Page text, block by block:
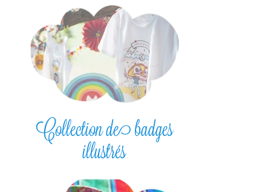
Collection de badges
illustrés